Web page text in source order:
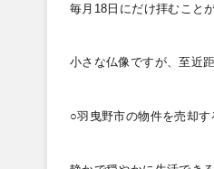
毎月18日にだけ拝むこと
小さな仏像ですが、至近
○羽曳野市の物件を売却す